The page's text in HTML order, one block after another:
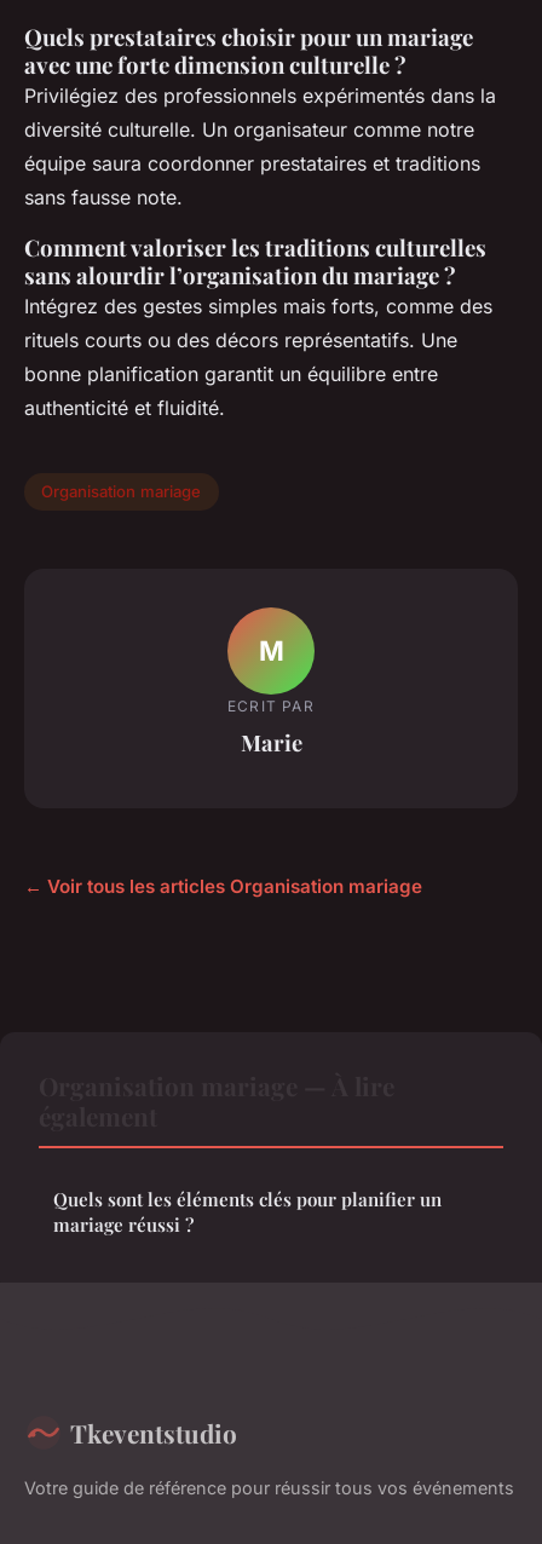
Quels prestataires choisir pour un mariage
avec une forte dimension culturelle ?
Privilégiez des professionnels expérimentés dans la
diversité culturelle. Un organisateur comme notre
équipe saura coordonner prestataires et traditions
sans fausse note.
Comment valoriser les traditions culturelles
sans alourdir l’organisation du mariage ?
Intégrez des gestes simples mais forts, comme des
rituels courts ou des décors représentatifs. Une
bonne planification garantit un équilibre entre
authenticité et fluidité.
Organisation mariage
M
ECRIT PAR
Marie
← Voir tous les articles Organisation mariage
Quels sont les éléments clés pour planifier un
mariage réussi ?
Tkeventstudio
Votre guide de référence pour réussir tous vos événements